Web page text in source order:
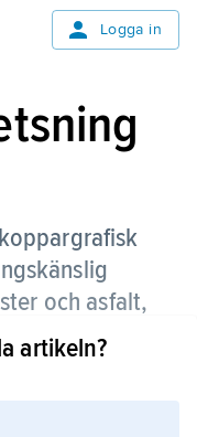
Logga in
koppargrafisk
och asfalt,
artikeln?